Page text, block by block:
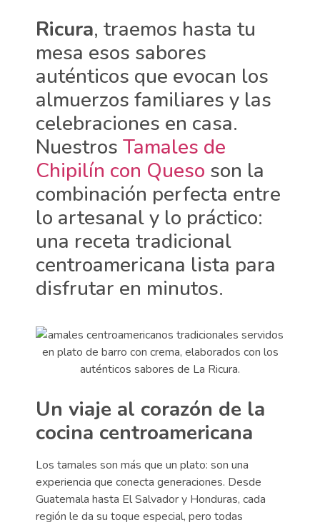
Ricura, traemos hasta tu
mesa esos sabores
auténticos que evocan los
almuerzos familiares y las
celebraciones en casa.
Nuestros Tamales de
Chipilín con Queso son la
combinación perfecta entre
lo artesanal y lo práctico:
una receta tradicional
centroamericana lista para
disfrutar en minutos.
Un viaje al corazón de la
cocina centroamericana
Los tamales son más que un plato: son una
experiencia que conecta generaciones. Desde
Guatemala hasta El Salvador y Honduras, cada
región le da su toque especial, pero todas